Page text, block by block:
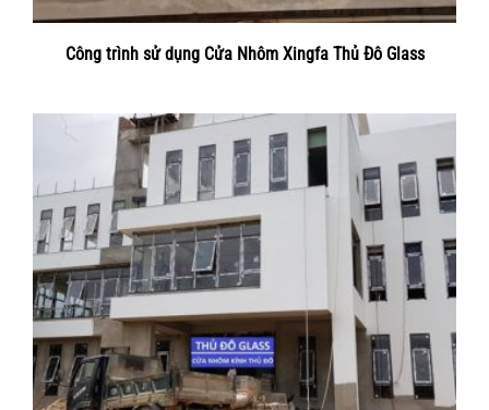
Công trình sử dụng Cửa Nhôm Xingfa Thủ Đô Glass